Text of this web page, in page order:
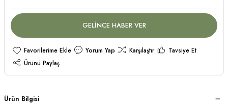
GELİNCE HABER VER
Yorum Yap Karşılaştır
Tavsiye Et
Ürünü Paylaş
Ürün Bilgisi